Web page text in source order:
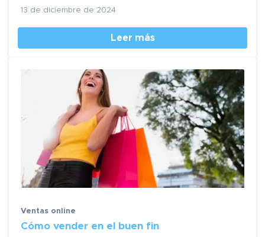
13 de diciembre de 2024
Leer más
Ventas online
Cómo vender en el buen fin